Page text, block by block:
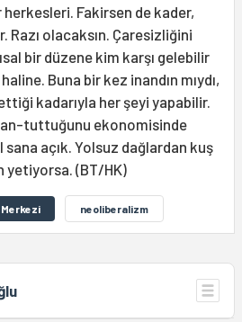
Fakirsen de kader,
Razı olacaksın. Çaresizliğini
bir düzene kim karşı gelebilir
Buna bir kez inandın mıydı,
kadarıyla her şeyi yapabilir.
tuttuğunu ekonomisinde
sana açık. Yolsuz dağlardan kuş
yetiyorsa. (BT/HK)
Merkezi neoliberalizm